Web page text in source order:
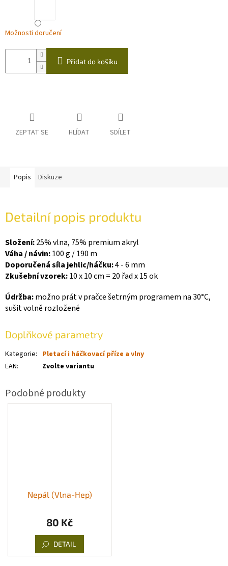
Možnosti doručení
Přidat do košíku
ZEPTAT SE HLÍDAT SDÍLET
Popis Diskuze
Detailní popis produktu
Složení:25% vlna, 75% premium akryl
Váha / návin:100 g / 190 m
Doporučená síla jehlic/háčku:4 - 6 mm
Zkušební vzorek:10 x 10 cm = 20 řad x 15 ok
Údržba:možno prát v pračce šetrným programem na 30°C,
sušit volně rozložené
Doplňkové parametry
Kategorie: Pletací i háčkovací příze a vlny
EAN: Zvolte variantu
Nepál (Vlna-Hep)
80 Kč
DETAIL